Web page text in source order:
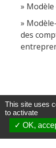
des
This site uses
to activate
OK,